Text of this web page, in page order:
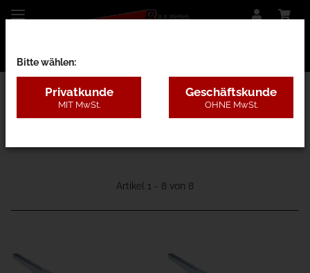
07B - E-Antriebe Classic
Artikel 1 - 8 von 8
Bitte wählen:
Privatkunde
MIT MwSt.
Geschäftskunde
OHNE MwSt.